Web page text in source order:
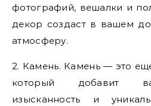
фотографий, вешалки и
декор создаст в вашем
атмосферу.
2. Камень. Камень — это
который добавит
изысканность и